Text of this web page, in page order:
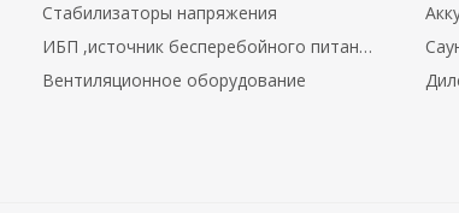
Стабилизаторы напряжения
ИБП ,источник бесперебойного питания.
Вентиляционное оборудование